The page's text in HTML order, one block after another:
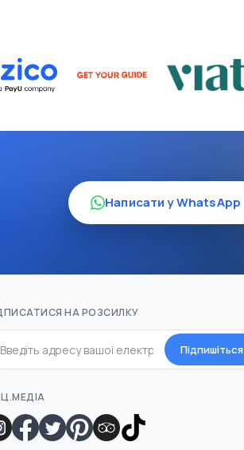
Написати у WhatsApp
НА РОЗСИЛКУ
Підпишіться